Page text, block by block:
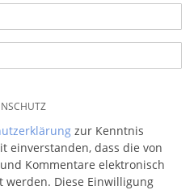
zur Kenntnis
einverstanden, dass die von
Kommentare elektronisch
Diese Einwilligung